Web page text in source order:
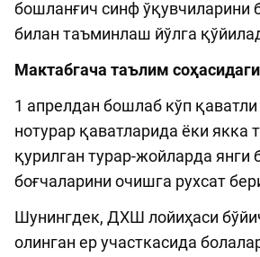
бошланғич синф ўқувчиларини
билан таъминлаш йўлга
Мактабгача таълим
1 апрелдан бошлаб кўп қаватли
нотурар қаватларида ёки якка
қурилган турар-жойларда янги
боғчаларини очишга рухсат
Шунингдек, ДХШ лойиҳаси
олинган ер участкасида